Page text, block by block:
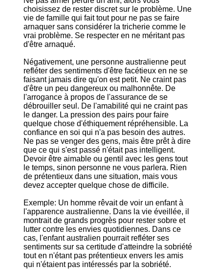
choisissez de rester discret sur le problème. Une
vie de famille qui fait tout pour ne pas se faire
arnaquer sans considérer la tricherie comme le
vrai problème. Se respecter en ne méritant pas
d'être arnaqué.
Négativement, une personne australienne peut
refléter des sentiments d'être facétieux en ne se
faisant jamais dire qu'on est petit. Ne craint pas
d'être un peu dangereux ou malhonnête. De
l'arrogance à propos de l'assurance de se
débrouiller seul. De l'amabilité qui ne craint pas
le danger. La pression des pairs pour faire
quelque chose d'éthiquement répréhensible. La
confiance en soi qui n'a pas besoin des autres.
Ne pas se venger des gens, mais être prêt à dire
que ce qui s'est passé n'était pas intelligent.
Devoir être aimable ou gentil avec les gens tout
le temps, sinon personne ne vous parlera. Rien
de prétentieux dans une situation, mais vous
devez accepter quelque chose de difficile.
Exemple: Un homme rêvait de voir un enfant à
l'apparence australienne. Dans la vie éveillée, il
montrait de grands progrès pour rester sobre et
lutter contre les envies quotidiennes. Dans ce
cas, l'enfant australien pourrait refléter ses
sentiments sur sa certitude d'atteindre la sobriété
tout en n'étant pas prétentieux envers les amis
qui n'étaient pas intéressés par la sobriété.